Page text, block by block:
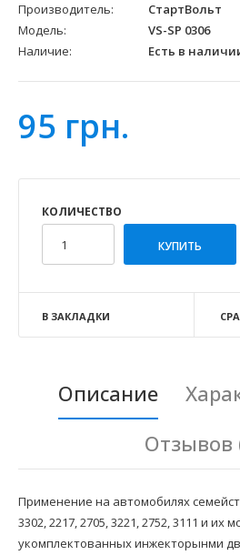
Производитель:
СтартВольт
Модель:
VS-SP 0306
Наличие:
Есть в
95 грн.
КОЛИЧЕСТВО
В ЗАКЛАДКИ
Описание
Отзывов
Применение на автомобилях
3302, 2217, 2705, 3221, 2752, 3111 и их
укомплектованных инжекторынми